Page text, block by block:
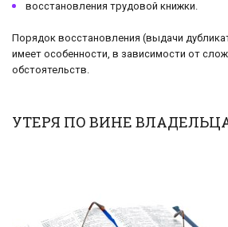
восстановления трудовой книжки.
Порядок восстановления (выдачи
имеет особенности, в зависимости от
обстоятельств.
УТЕРЯ ПО ВИНЕ